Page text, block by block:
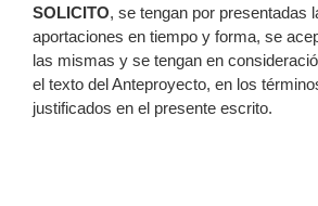
SOLICITO, se tengan por presentadas
aportaciones en tiempo y forma, se
las mismas y se tengan en
el texto del Anteproyecto, en los
justificados en el presente escrito.